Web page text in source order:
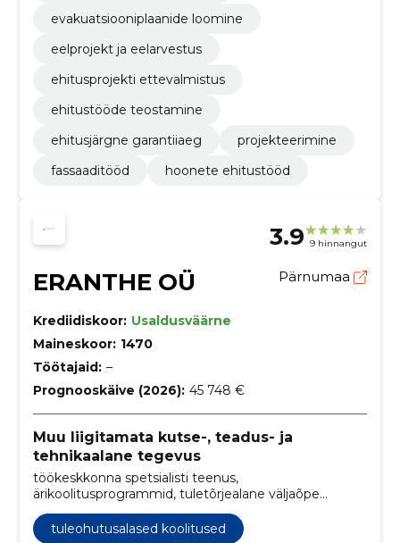
evakuatsiooniplaanide loomine
eelprojekt ja eelarvestus
ehitusprojekti ettevalmistus
ehitustööde teostamine
ehitusjärgne garantiiaeg
projekteerimine
fassaaditööd
hoonete ehitustööd
3.9 9 hinnangut
ERANTHE OÜ Pärnumaa
Krediidiskoor: Usaldusväärne
Maineskoor: 1470
Töötajaid: –
Prognooskäive (2026): 45 748 €
Muu liigitamata kutse-, teadus- ja
tehnikaalane tegevus
töökeskkonna spetsialisti teenus,
ärikoolitusprogrammid, tuletõrjealane väljaõpe
tööpsühholoogia seminarid, riskihindamise
tuleohutusalased koolitused